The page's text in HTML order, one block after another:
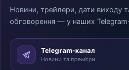
Новини, трейлери, дати виходу
обговорення — у наших
Telegram-канал
Новини та прем’єри